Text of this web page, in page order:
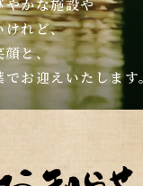
やかな施設や
けれど、
顔と、
お迎えいたします。